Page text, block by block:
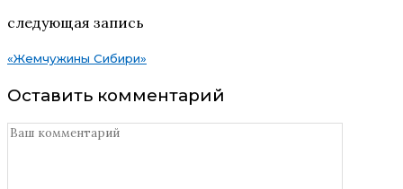
следующая запись
«Жемчужины Сибири»
Оставить комментарий